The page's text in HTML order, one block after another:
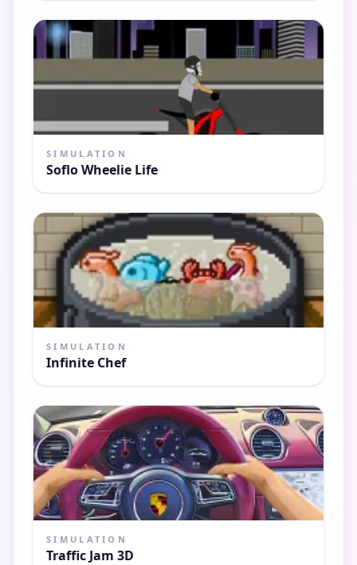
SIMULATION
Soflo Wheelie Life
SIMULATION
Infinite Chef
SIMULATION
Traffic Jam 3D